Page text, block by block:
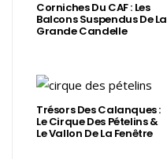
Corniches Du CAF : Les
Balcons Suspendus De La
Grande Candelle
Trésors Des Calanques :
Le Cirque Des Pételins &
Le Vallon De La Fenêtre